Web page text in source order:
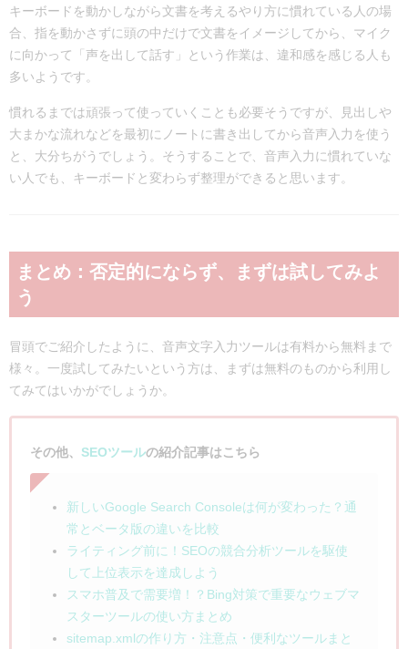
キーボードを動かしながら文書を考えるやり方に慣れている人の場
合、指を動かさずに頭の中だけで文書をイメージしてから、マイク
に向かって「声を出して話す」という作業は、違和感を感じる人も
多いようです。
慣れるまでは頑張って使っていくことも必要そうですが、見出しや
大まかな流れなどを最初にノートに書き出してから音声入力を使う
と、大分ちがうでしょう。そうすることで、音声入力に慣れていな
い人でも、キーボードと変わらず整理ができると思います。
まとめ：否定的にならず、まずは試してみよ
う
冒頭でご紹介したように、音声文字入力ツールは有料から無料まで
様々。一度試してみたいという方は、まずは無料のものから利用し
てみてはいかがでしょうか。
その他、 SEOツールの紹介記事はこちら
新しいGoogle Search Consoleは何が変わった？通
常とベータ版の違いを比較
ライティング前に！SEOの競合分析ツールを駆使
して上位表示を達成しよう
スマホ普及で需要増！？Bing対策で重要なウェブマ
スターツールの使い方まとめ
sitemap.xmlの作り方・注意点・便利なツールまと